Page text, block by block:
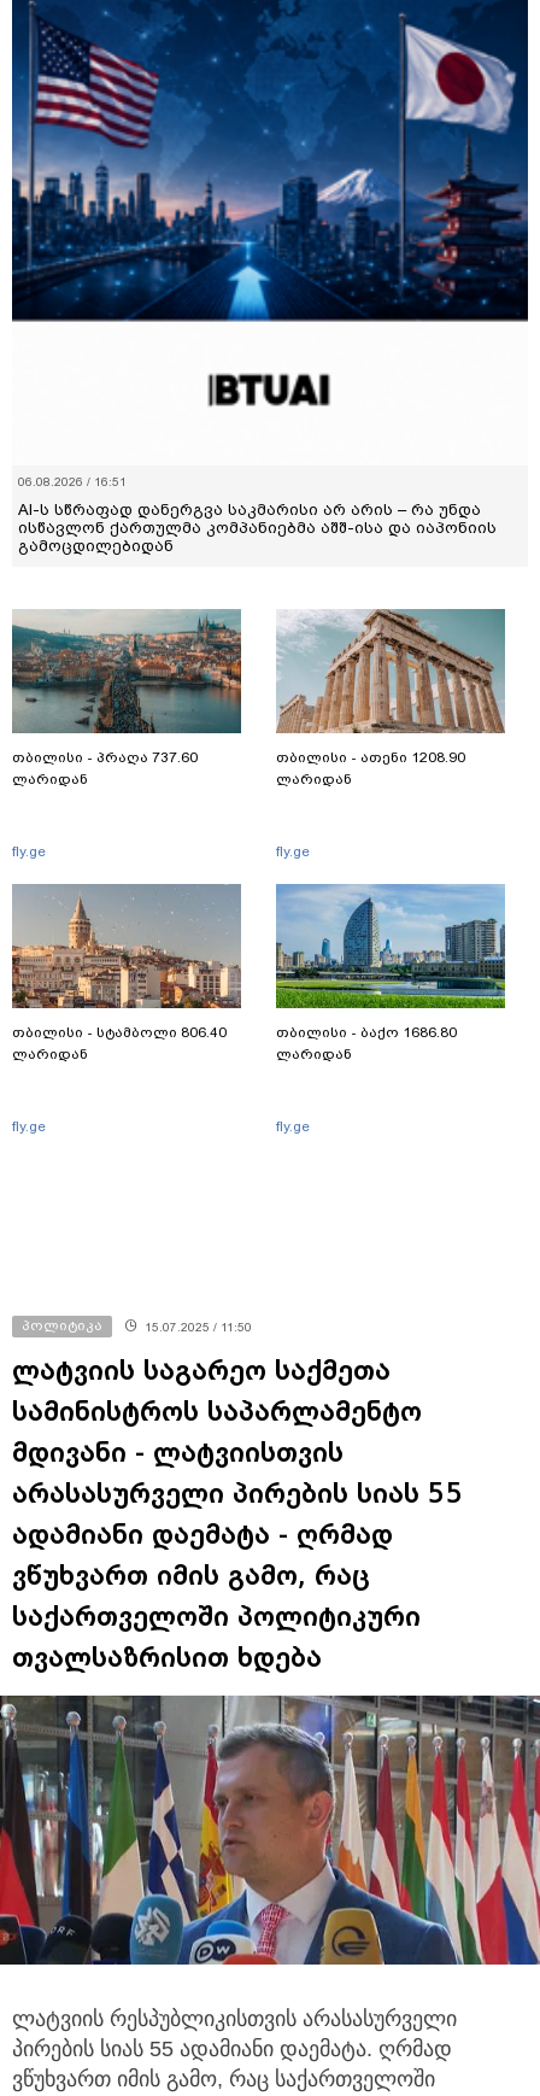
06.08.2026 / 16:51
AI-ს სწრაფად დანერგვა საკმარისი არ არის – რა უნდა
ისწავლონ ქართულმა კომპანიებმა აშშ-ისა და იაპონიის
გამოცდილებიდან
თბილისი - პრაღა 737.60
ლარიდან
fly.ge
თბილისი - სტამბოლი 806.40
ლარიდან
fly.ge
თბილისი - ათენი 1208.90
ლარიდან
fly.ge
თბილისი - ბაქო 1686.80
ლარიდან
fly.ge
პოლიტიკა 15.07.2025 / 11:50
ლატვიის საგარეო საქმეთა
სამინისტროს საპარლამენტო
მდივანი - ლატვიისთვის
არასასურველი პირების სიას 55
ადამიანი დაემატა - ღრმად
ვწუხვართ იმის გამო, რაც
საქართველოში პოლიტიკური
თვალსაზრისით ხდება
ლატვიის რესპუბლიკისთვის არასასურველი
პირების სიას 55 ადამიანი დაემატა. ღრმად
ვწუხვართ იმის გამო, რაც საქართველოში